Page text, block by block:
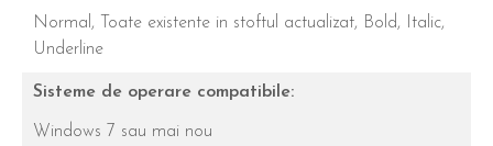
Normal, Toate existente in stoftul actualizat, Bold,
Italic,
Underline
Sisteme de operare compatibile:
Windows 7 sau mai nou